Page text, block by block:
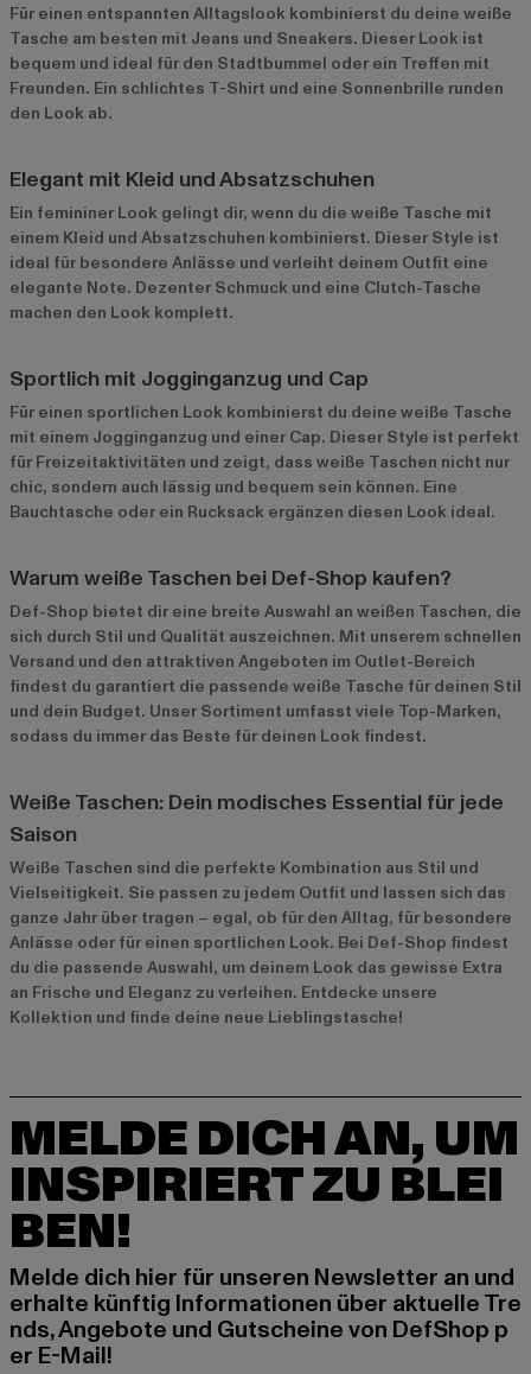
Für einen entspannten Alltagslook kombinierst du deine weiße
Tasche am besten mit Jeans und Sneakers. Dieser Look ist
bequem und ideal für den Stadtbummel oder ein Treffen mit
Freunden. Ein schlichtes T-Shirt und eine Sonnenbrille runden
den Look ab.
Elegant mit Kleid und Absatzschuhen
Ein femininer Look gelingt dir, wenn du die weiße Tasche mit
einem Kleid und Absatzschuhen kombinierst. Dieser Style ist
ideal für besondere Anlässe und verleiht deinem Outfit eine
elegante Note. Dezenter Schmuck und eine Clutch-Tasche
machen den Look komplett.
Sportlich mit Jogginganzug und Cap
Für einen sportlichen Look kombinierst du deine weiße Tasche
mit einem Jogginganzug und einer Cap. Dieser Style ist perfekt
für Freizeitaktivitäten und zeigt, dass weiße Taschen nicht nur
chic, sondern auch lässig und bequem sein können. Eine
Bauchtasche oder ein Rucksack ergänzen diesen Look ideal.
Warum weiße Taschen bei Def-Shop kaufen?
Def-Shop bietet dir eine breite Auswahl an weißen Taschen, die
sich durch Stil und Qualität auszeichnen. Mit unserem schnellen
Versand und den attraktiven Angeboten im Outlet-Bereich
findest du garantiert die passende weiße Tasche für deinen Stil
und dein Budget. Unser Sortiment umfasst viele Top-Marken,
sodass du immer das Beste für deinen Look findest.
Weiße Taschen: Dein modisches Essential für jede
Saison
Weiße Taschen sind die perfekte Kombination aus Stil und
Vielseitigkeit. Sie passen zu jedem Outfit und lassen sich das
ganze Jahr über tragen – egal, ob für den Alltag, für besondere
Anlässe oder für einen sportlichen Look. Bei Def-Shop findest
du die passende Auswahl, um deinem Look das gewisse Extra
an Frische und Eleganz zu verleihen. Entdecke unsere
Kollektion und finde deine neue Lieblingstasche!
MELDE DICH AN, UM
INSPIRIERT ZU BLEI
BEN!
Melde dich hier für unseren Newsletter an und
erhalte künftig Informationen über aktuelle Tre
nds, Angebote und Gutscheine von DefShop p
er E-Mail!